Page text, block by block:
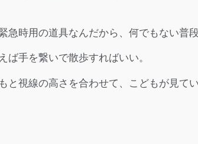
急時用の道具なんだから、何でもない普
手を繋いで散歩すればいい。
と視線の高さを合わせて、こどもが見て